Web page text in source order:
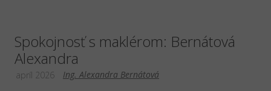
Spokojnosť s maklérom: Bernátová
Alexandra
Ing. Alexandra Bernátová
apríl 2026